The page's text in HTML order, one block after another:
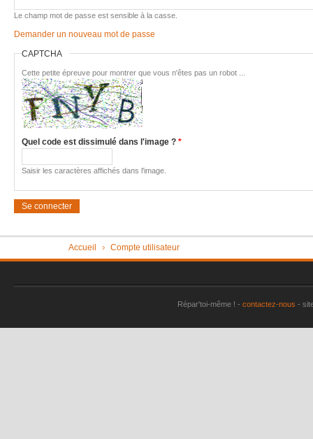
Imac très
Pièce
Friteuse
Porte de
Le champ mot de passe est sensible à la casse.
Demander un nouveau mot de passe
CAPTCHA
Cette petite épreuve pour montrer que vous n'êtes pas un robot ...
Quel code est dissimulé dans l'image ? *
Saisir les caractères affichés dans l'image.
Accueil Compte utilisateur
Répar'toi-même ! - contactez-nous -